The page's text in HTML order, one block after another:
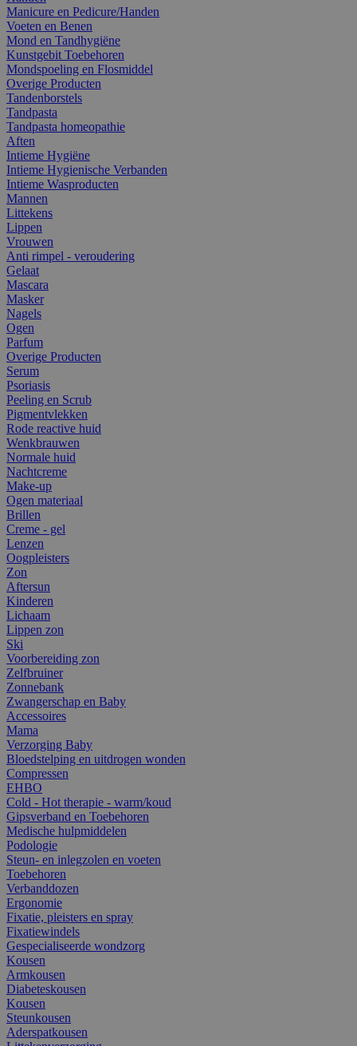
Manicure en Pedicure/Handen
Voeten en Benen
Mond en Tandhygiëne
Kunstgebit Toebehoren
Mondspoeling en Flosmiddel
Overige Producten
Tandenborstels
Tandpasta
Tandpasta homeopathie
Aften
Intieme Hygiëne
Intieme Hygienische Verbanden
Intieme Wasproducten
Mannen
Littekens
Lippen
Vrouwen
Anti rimpel - veroudering
Gelaat
Mascara
Masker
Nagels
Ogen
Parfum
Overige Producten
Serum
Psoriasis
Peeling en Scrub
Pigmentvlekken
Rode reactive huid
Wenkbrauwen
Normale huid
Nachtcreme
Make-up
Ogen materiaal
Brillen
Creme - gel
Lenzen
Oogpleisters
Zon
Aftersun
Kinderen
Lichaam
Lippen zon
Ski
Voorbereiding zon
Zelfbruiner
Zonnebank
Zwangerschap en Baby
Accessoires
Mama
Verzorging Baby
Bloedstelping en uitdrogen wonden
Compressen
EHBO
Cold - Hot therapie - warm/koud
Gipsverband en Toebehoren
Medische hulpmiddelen
Podologie
Steun- en inlegzolen en voeten
Toebehoren
Verbanddozen
Ergonomie
Fixatie, pleisters en spray
Fixatiewindels
Gespecialiseerde wondzorg
Kousen
Armkousen
Diabeteskousen
Kousen
Steunkousen
Aderspatkousen